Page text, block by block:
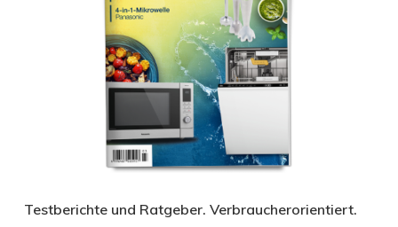
Testberichte und Ratgeber. Verbraucherorientiert.